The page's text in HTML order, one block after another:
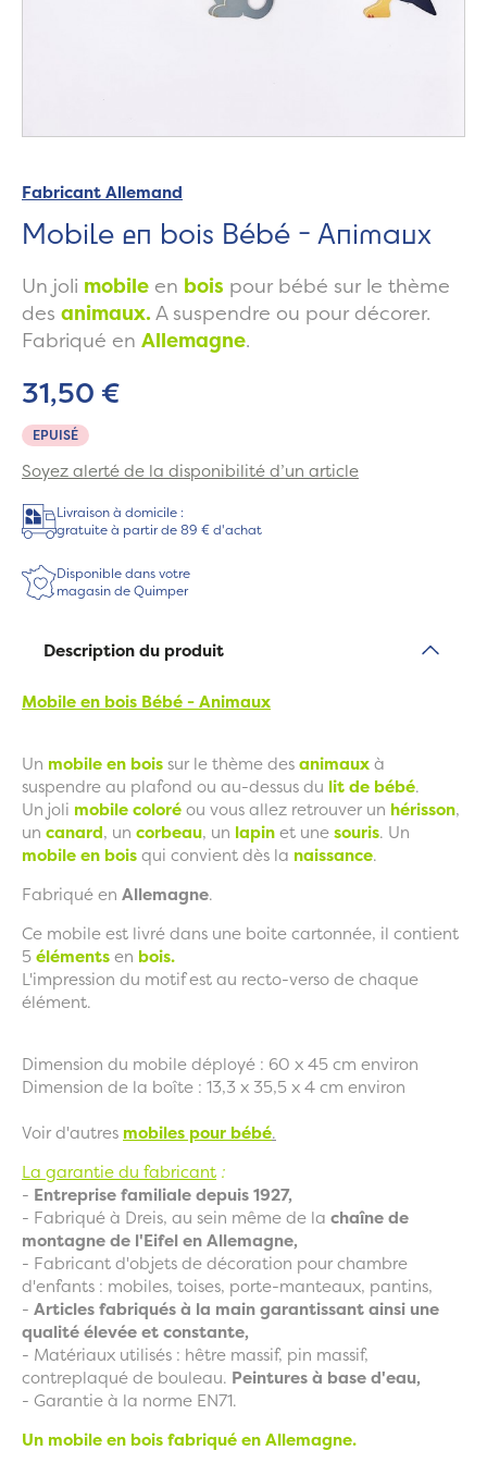
Fabricant Allemand
Mobile en bois Bébé - Animaux
Un joli mobile en bois pour bébé sur le thème
des animaux. A suspendre ou pour décorer.
Fabriqué en Allemagne.
EPUISÉ
31,50 €
Soyez alerté de la disponibilité d’un article
Livraison à domicile :
gratuite à partir de 89 € d'achat
Disponible dans votre
magasin de Quimper
Description du produit
Mobile en bois Bébé - Animaux
Un mobile en boissur le thème desanimauxà
suspendre au plafond ou au-dessus du lit de bébé.
Un joli mobile coloréou vous allez retrouver un hérisson,
un canard, un corbeau, un lapinet unesouris. Un
mobile en boisqui convient dès la naissance.
Fabriqué en Allemagne.
Ce mobile est livré dans une boite cartonnée, il contient
5élémentsen bois.
L'impression du motifest au recto-verso de chaque
élément.
Dimension du mobile déployé : 60 x 45 cm environ
Dimension de la boîte : 13,3 x 35,5 x 4 cm environ
Voir d'autres mobiles pour bébé.
La garantie du fabricant :
- Entreprise familiale depuis 1927,
- Fabriqué à Dreis, au sein même de la chaîne de
montagne de l'Eifel en Allemagne,
- Fabricant d'objets de décoration pour chambre
d'enfants : mobiles, toises, porte-manteaux, pantins,
- Articles fabriqués à la main garantissant ainsi une
qualité élevée et constante,
- Matériaux utilisés : hêtre massif, pin massif,
contreplaqué de bouleau. Peintures à base d'eau,
- Garantie à la norme EN71.
Un mobile en bois fabriqué en Allemagne.